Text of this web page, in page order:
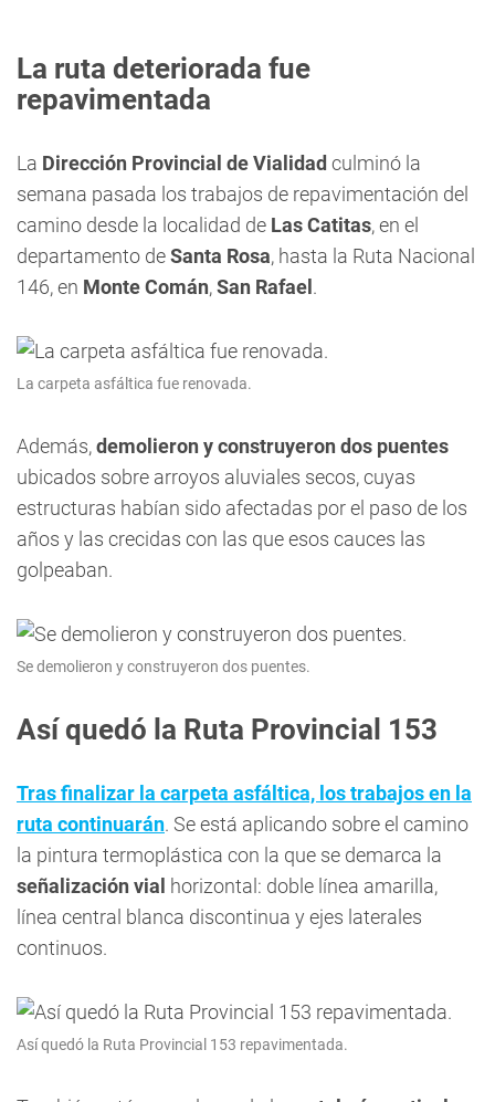
La ruta deteriorada fue
repavimentada
La Dirección Provincial de Vialidad culminó la
semana pasada los trabajos de repavimentación del
camino desde la localidad de Las Catitas, en el
departamento deSanta Rosa, hasta la Ruta Nacional
146, en Monte Comán,San Rafael .
La carpeta asfáltica fue renovada.
Además,demolieron y construyeron dos puentes
ubicados sobre arroyos aluviales secos, cuyas
estructuras habían sido afectadas por el paso de los
años y las crecidas con las que esos cauces las
golpeaban.
Se demolieron y construyeron dos puentes.
Así quedó la Ruta Provincial 153
Tras finalizar la carpeta asfáltica, los trabajos en la
ruta continuarán. Se está aplicando sobre el camino
la pintura termoplástica con la que se demarca la
señalización vial horizontal: doble línea amarilla,
línea central blanca discontinua y ejes laterales
continuos.
Así quedó la Ruta Provincial 153 repavimentada.